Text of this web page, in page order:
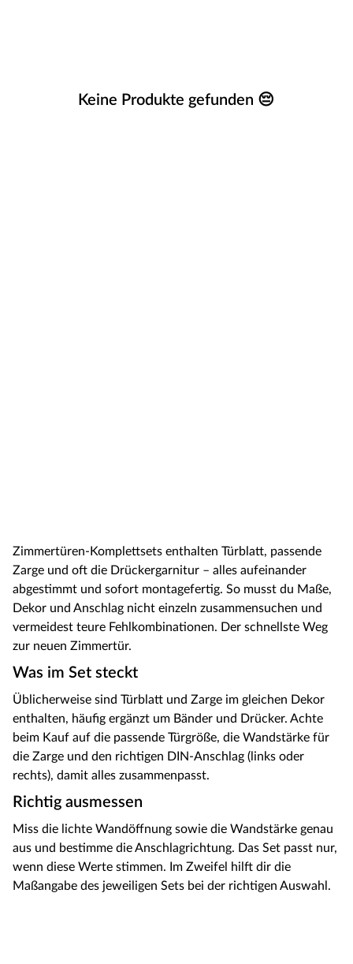
Keine Produkte gefunden 😔
Zimmertüren-Komplettsets enthalten Türblatt, passende
Zarge und oft die Drückergarnitur – alles aufeinander
abgestimmt und sofort montagefertig. So musst du Maße,
Dekor und Anschlag nicht einzeln zusammensuchen und
vermeidest teure Fehlkombinationen. Der schnellste Weg
zur neuen Zimmertür.
Was im Set steckt
Üblicherweise sind Türblatt und Zarge im gleichen Dekor
enthalten, häufig ergänzt um Bänder und Drücker. Achte
beim Kauf auf die passende Türgröße, die Wandstärke für
die Zarge und den richtigen DIN-Anschlag (links oder
rechts), damit alles zusammenpasst.
Richtig ausmessen
Miss die lichte Wandöffnung sowie die Wandstärke genau
aus und bestimme die Anschlagrichtung. Das Set passt nur,
wenn diese Werte stimmen. Im Zweifel hilft dir die
Maßangabe des jeweiligen Sets bei der richtigen Auswahl.